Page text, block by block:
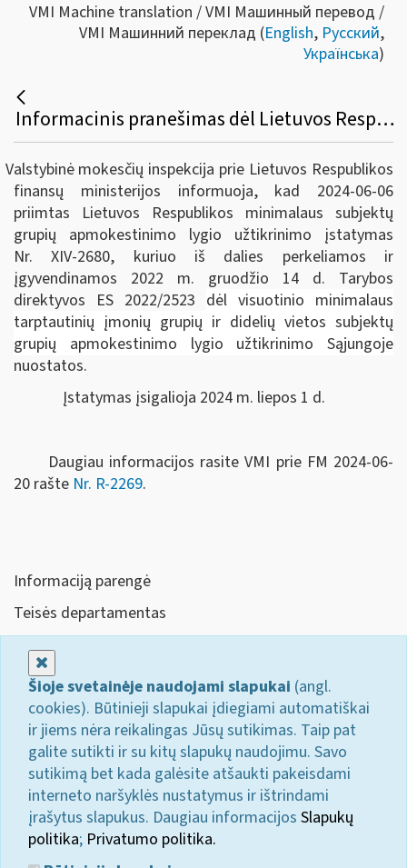
VMI Machine translation / VMI Машинный перевод /
VMI Машинний переклад (English, Русский,
Українська)
Informacinis pranešimas dėl Lietuvos Respublikos minimalaus subjektų grupių apmokestinimo lygio užtikrinimo įstatymo priėmimo
Valstybinė mokesčių inspekcija prie Lietuvos Respublikos
finansų ministerijos informuoja, kad 2024-06-06
priimtas Lietuvos Respublikos minimalaus subjektų
grupių apmokestinimo lygio užtikrinimo įstatymas
Nr. XIV-2680, kuriuo iš dalies perkeliamos ir
įgyvendinamos 2022 m. gruodžio 14 d. Tarybos
direktyvos ES 2022/2523 dėl visuotinio minimalaus
tarptautinių įmonių grupių ir didelių vietos subjektų
grupių apmokestinimo lygio užtikrinimo Sąjungoje
nuostatos.
Įstatymas įsigalioja 2024 m. liepos 1 d.
Daugiau informacijos rasite VMI prie FM 2024-06-
20 rašte Nr. R-2269.
Informaciją parengė
Teisės departamentas
Šioje svetainėje naudojami slapukai (angl.
cookies). Būtinieji slapukai įdiegiami automatiškai
ir jiems nėra reikalingas Jūsų sutikimas. Taip pat
galite sutikti ir su kitų slapukų naudojimu. Savo
sutikimą bet kada galėsite atšaukti pakeisdami
interneto naršyklės nustatymus ir ištrindami
įrašytus slapukus. Daugiau informacijos Slapukų
politika; Privatumo politika.